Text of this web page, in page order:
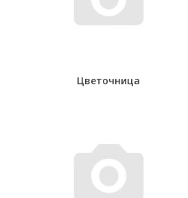
Цветочница